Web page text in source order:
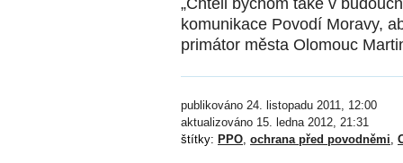
komunikace Povodí Moravy,
primátor města Olomouc
publikováno 24. listopadu 2011, 12:00
aktualizováno 15. ledna 2012, 21:31
štítky: PPO, ochrana před povodněmi,